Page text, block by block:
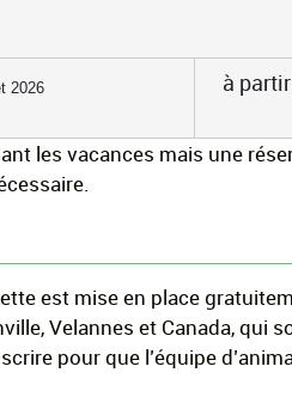
2026
à
les vacances mais une
est mise en place
Velannes et Canada, qui
pour que l’équipe